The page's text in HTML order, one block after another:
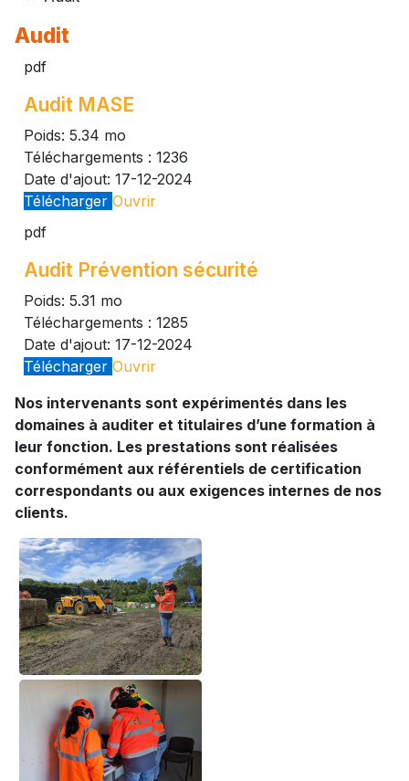
Audit
pdf
Audit MASE
Poids: 5.34 mo
Téléchargements : 1236
Date d'ajout: 17-12-2024
Télécharger Ouvrir
pdf
Audit Prévention sécurité
Poids: 5.31 mo
Téléchargements : 1285
Date d'ajout: 17-12-2024
Télécharger Ouvrir
Nos intervenants sont expérimentés dans les
domaines à auditer et titulaires d’une formation à
leur fonction. Les prestations sont réalisées
conformément aux référentiels de certification
correspondants ou aux exigences internes de nos
clients.